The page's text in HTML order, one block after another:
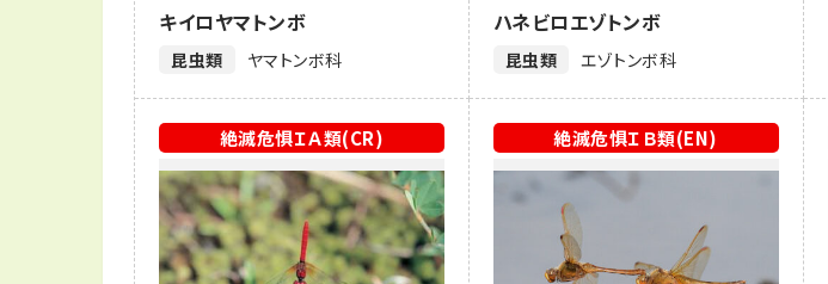
昆虫類
キイロヤマトンボ
ヤマトンボ科 昆虫類
ハネビロエゾトンボ
エゾトンボ科
絶滅危惧ＩＡ類(CR) 絶滅危惧ＩＢ類(EN)